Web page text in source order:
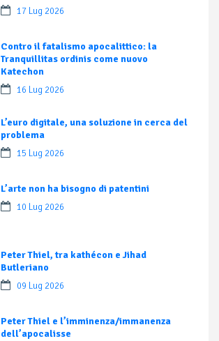
17 Lug 2026
Contro il fatalismo apocalittico: la
Tranquillitas ordinis come nuovo
Katechon
16 Lug 2026
L’euro digitale, una soluzione in cerca del
problema
15 Lug 2026
L’arte non ha bisogno di patentini
10 Lug 2026
Peter Thiel, tra kathécon e Jihad
Butleriano
09 Lug 2026
Peter Thiel e l’imminenza/immanenza
dell’apocalisse